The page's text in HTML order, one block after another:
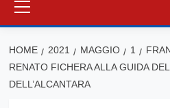
principale
HOME 2021 MAGGIO 1
RENATO FICHERA ALLA GUIDA
DELL’ALCANTARA